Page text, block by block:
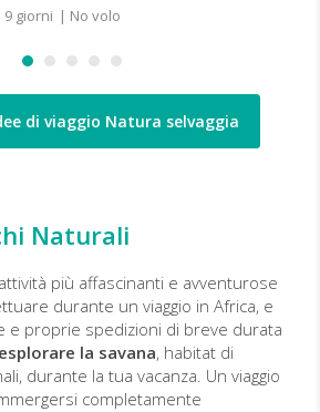
9 giorni | No volo
di viaggio Natura selvaggia
Naturali
più affascinanti e avventurose
durante un viaggio in Africa, e
e proprie spedizioni di breve durata
esplorare la savana, habitat di
durante la tua vacanza. Un viaggio
completamente